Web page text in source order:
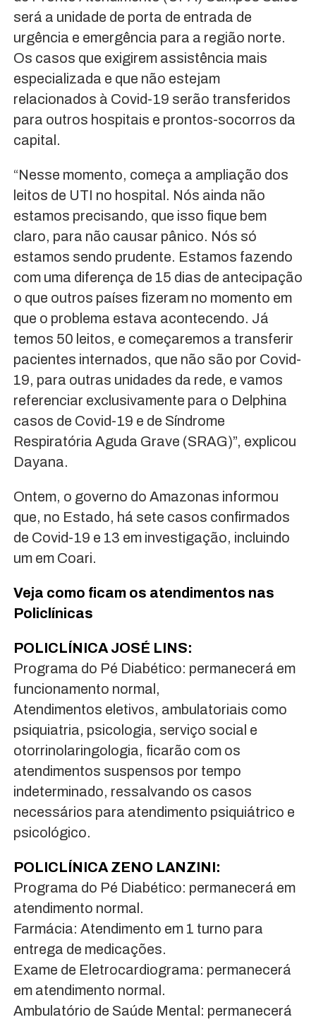
será a unidade de porta de entrada de
urgência e emergência para a região norte.
Os casos que exigirem assistência mais
especializada e que não estejam
relacionados à Covid-19 serão transferidos
para outros hospitais e prontos-socorros da
capital.
“Nesse momento, começa a ampliação dos
leitos de UTI no hospital. Nós ainda não
estamos precisando, que isso fique bem
claro, para não causar pânico. Nós só
estamos sendo prudente. Estamos fazendo
com uma diferença de 15 dias de antecipação
o que outros países fizeram no momento em
que o problema estava acontecendo. Já
temos 50 leitos, e começaremos a transferir
pacientes internados, que não são por Covid-
19, para outras unidades da rede, e vamos
referenciar exclusivamente para o Delphina
casos de Covid-19 e de Síndrome
Respiratória Aguda Grave (SRAG)”, explicou
Dayana.
Ontem, o governo do Amazonas informou
que, no Estado, há sete casos confirmados
de Covid-19 e 13 em investigação, incluindo
um em Coari.
Veja como ficam os atendimentos nas
Policlínicas
POLICLÍNICA JOSÉ LINS:
Programa do Pé Diabético: permanecerá em
funcionamento normal,
Atendimentos eletivos, ambulatoriais como
psiquiatria, psicologia, serviço social e
otorrinolaringologia, ficarão com os
atendimentos suspensos por tempo
indeterminado, ressalvando os casos
necessários para atendimento psiquiátrico e
psicológico.
POLICLÍNICA ZENO LANZINI:
Programa do Pé Diabético: permanecerá em
atendimento normal.
Farmácia: Atendimento em 1 turno para
entrega de medicações.
Exame de Eletrocardiograma: permanecerá
em atendimento normal.
Ambulatório de Saúde Mental: permanecerá